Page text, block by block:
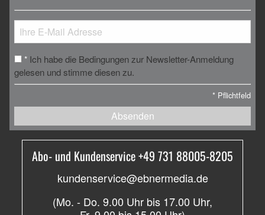
* Ich habe die Bedingungen zur Newsletter-Anmeldung
gelesen und stimme diesen zu.
* Pflichtfeld
Absenden
Abo- und Kundenservice +49 731 88005-8205
kundenservice@ebnermedia.de
(Mo. - Do. 9.00 Uhr bis 17.00 Uhr,